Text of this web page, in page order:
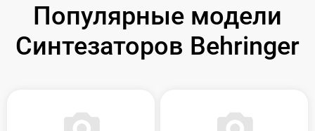
Популярные модели
Синтезаторов Behringer